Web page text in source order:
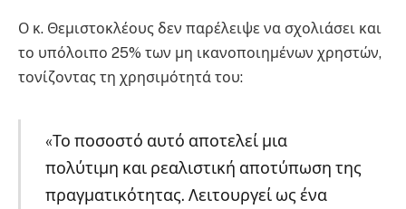
Ο κ. Θεμιστοκλέους δεν παρέλειψε να σχολιάσει και
το υπόλοιπο 25% των μη ικανοποιημένων χρηστών,
τονίζοντας τη χρησιμότητά του:
«Το ποσοστό αυτό αποτελεί μια
πολύτιμη και ρεαλιστική αποτύπωση της
πραγματικότητας. Λειτουργεί ως ένα